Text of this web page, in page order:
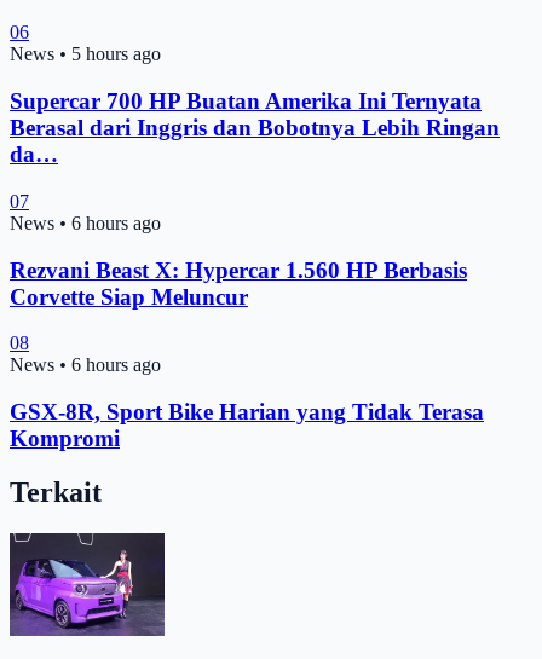
06
News • 5 hours ago
Supercar 700 HP Buatan Amerika Ini Ternyata
Berasal dari Inggris dan Bobotnya Lebih Ringan
da…
07
News • 6 hours ago
Rezvani Beast X: Hypercar 1.560 HP Berbasis
Corvette Siap Meluncur
08
News • 6 hours ago
GSX-8R, Sport Bike Harian yang Tidak Terasa
Kompromi
Terkait